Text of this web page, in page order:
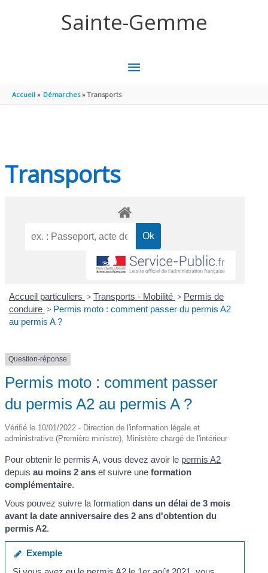
Sainte-Gemme
MENU
Accueil Démarches Transports
Transports
Accueil particuliers > Transports - Mobilité > Permis de
conduire > Permis moto : comment passer du permis A2
au permis A ?
Question-réponse
Permis moto : comment passer
du permis A2 au permis A ?
Vérifié le 10/01/2022 - Direction de l'information légale et
administrative (Première ministre), Ministère chargé de l'intérieur
Pour obtenir le permis A, vous devez avoir le permis A2
depuisau moins 2 ans et suivre uneformation
complémentaire.
Vous pouvez suivre la formationdans un délai de 3 mois
avant la date anniversaire des 2 ans d'obtention du
permis A2.
Exemple